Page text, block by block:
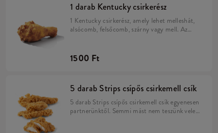
1 darab Kentucky csirkerész
1 Kentucky csirkerész, amely lehet melleshát,
alsócomb, felsőcomb, szárny vagy mell. Az
mindig szaftos és omlós lehessen.
1500 Ft
5 darab Strips csípős csirkemell csík
5 darab Strips csípős csirkemell csík egyenesen
partnerünktől. Semmi mást nem teszünk vele,